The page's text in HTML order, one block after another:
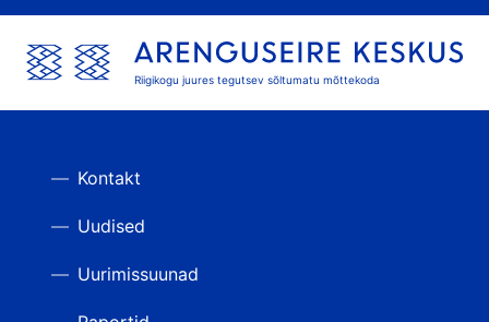
Riigikogu juures tegutsev sõltumatu mõttekoda
Kontakt
Uudised
Uurimissuunad